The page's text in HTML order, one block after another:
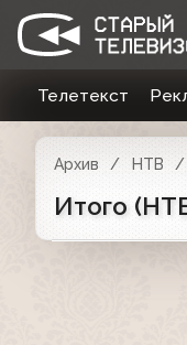
Телетекст
Архив НТВ
Итого